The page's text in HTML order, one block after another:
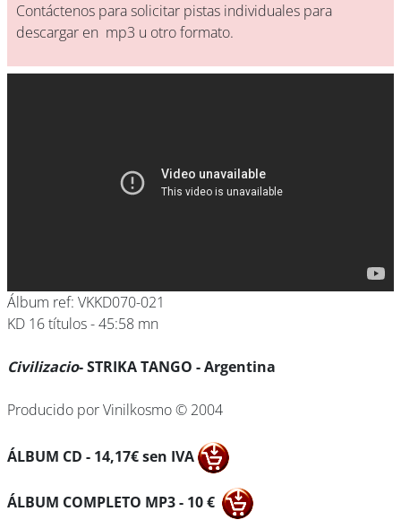
Contáctenos para solicitar pistas individuales para
descargar en mp3 u otro formato.
Álbum ref: VKKD070-021
KD 16 títulos - 45:58 mn
Civilizacio- STRIKA TANGO - Argentina
Producido por Vinilkosmo © 2004
ÁLBUM CD - 14,17€ sen IVA
ÁLBUM COMPLETO MP3 - 10 €